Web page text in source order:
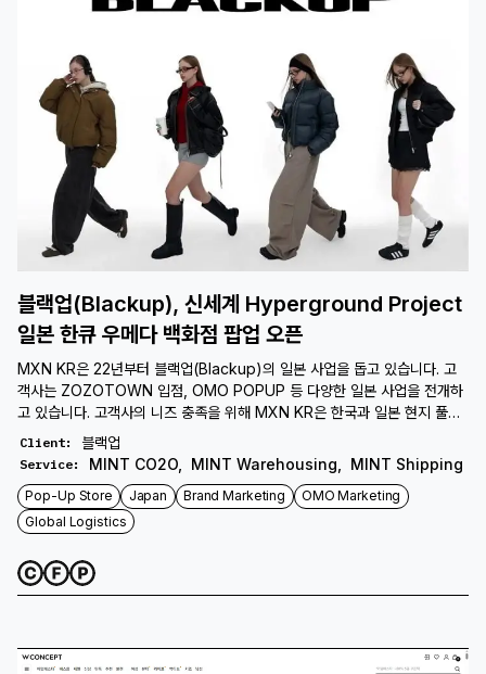
블랙업(Blackup), 신세계 Hyperground Project
일본 한큐 우메다 백화점 팝업 오픈
MXN KR은 22년부터 블랙업(Blackup)의 일본 사업을 돕고 있습니다. 고
객사는 ZOZOTOWN 입점, OMO POPUP 등 다양한 일본 사업을 전개하
고 있습니다. 고객사의 니즈 충족을 위해 MXN KR은 한국과 일본 현지 풀필
먼트센터를 중심으로 B2C/B2B, 항공/해상 등 가능한 모든 CBE/CBT 풀필
먼트 서비스를 제공하고 있습니다. MXN KR은 앞으로도 고객사의 글로벌 사
업 성장에 기여하고자, 다양한 서비스 개발에 집중할 계획입니다.
Client: 블랙업
Service: MINT CO2O, MINT Warehousing MINT Shipping
Pop-Up Store Japan Brand Marketing
OMO Marketing
Global Logistics